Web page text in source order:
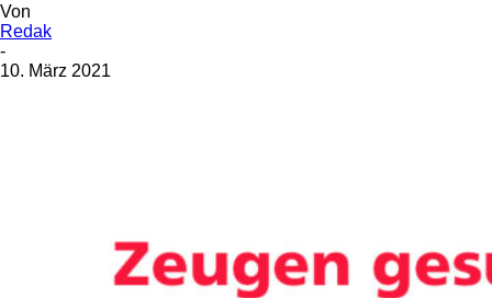
Von
Redak
-
10. März 2021